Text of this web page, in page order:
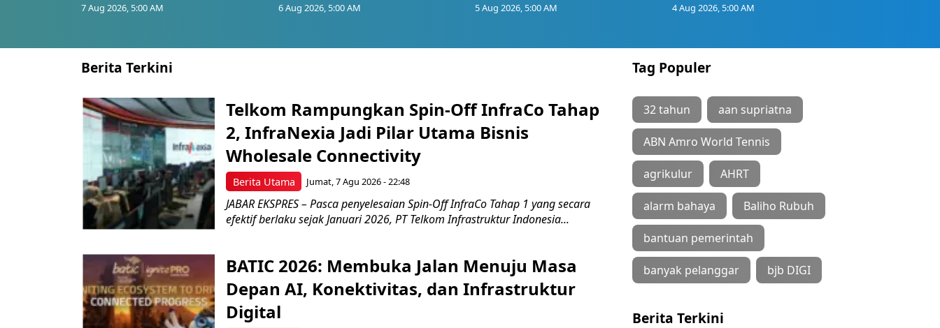
7 Aug 2026, 5:00 AM 6 Aug 2026, 5:00 AM 5 Aug 2026, 5:00 AM 4 Aug 2026, 5:00 AM
Berita Terkini
Berita Utama
Telkom Rampungkan Spin-Off InfraCo Tahap
2, InfraNexia Jadi Pilar Utama Bisnis
Wholesale Connectivity
Jumat, 7 Agu 2026 - 22:48
JABAR EKSPRES – Pasca penyelesaian Spin-Off InfraCo Tahap 1 yang secara
efektif berlaku sejak Januari 2026, PT Telkom Infrastruktur Indonesia...
BATIC 2026: Membuka Jalan Menuju Masa
Depan AI, Konektivitas, dan Infrastruktur
Digital
Tag Populer
32 tahun aan supriatna
ABN Amro World Tennis
agrikulur AHRT
alarm bahaya Baliho Rubuh
bantuan pemerintah
banyak pelanggar bjb DIGI
Berita Terkini